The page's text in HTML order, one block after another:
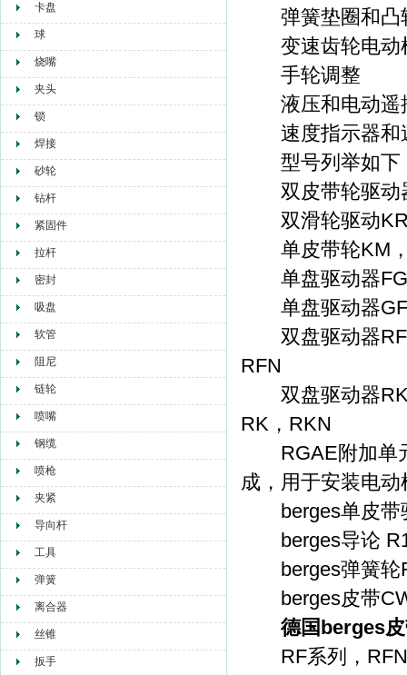
卡盘
球
烧嘴
夹头
锁
焊接
砂轮
钻杆
紧固件
拉杆
密封
吸盘
软管
阻尼
链轮
喷嘴
钢缆
喷枪
夹紧
导向杆
工具
弹簧
离合器
丝锥
扳手
弹簧垫圈和凸
变速齿轮电动
手轮调整
液压和电动遥
速度指示器和
型号列举如下
双皮带轮驱动
双滑轮驱动
单皮带轮KM，
单盘驱动器FG
单盘驱动器GF
双盘驱动器RF
RFN
双盘驱动器RK
RK，RKN
RGAE附加单元
成，用于安装电
berges单皮带
berges导论
berges弹簧轮
berges皮带
德国berges
RF系列，RFN